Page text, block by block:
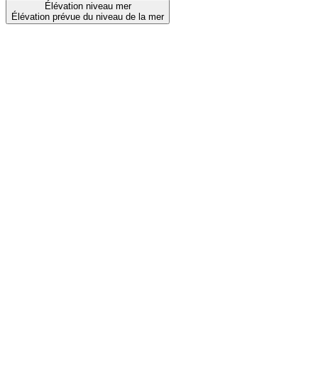
Élévation niveau mer
Élévation prévue du niveau de la mer